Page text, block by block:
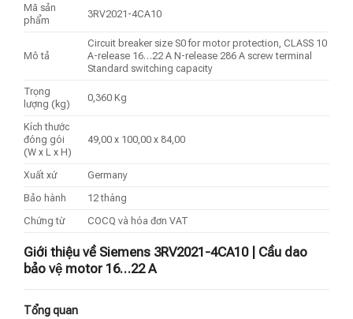
Mã sản
phẩm
3RV2021-4CA10
Mô tả
Circuit breaker size S0 for motor protection, CLASS 10
A-release 16…22 A N-release 286 A screw terminal
Standard switching capacity
Trọng
lượng (kg)
0,360 Kg
Kích thước
đóng gói
(W x L x H)
49,00 x 100,00 x 84,00
Xuất xứ
Germany
Bảo hành
12 tháng
Chứng từ
COCQ và hóa đơn VAT
Giới thiệu về Siemens 3RV2021-4CA10 | Cầu dao
bảo vệ motor 16…22 A
Tổng quan